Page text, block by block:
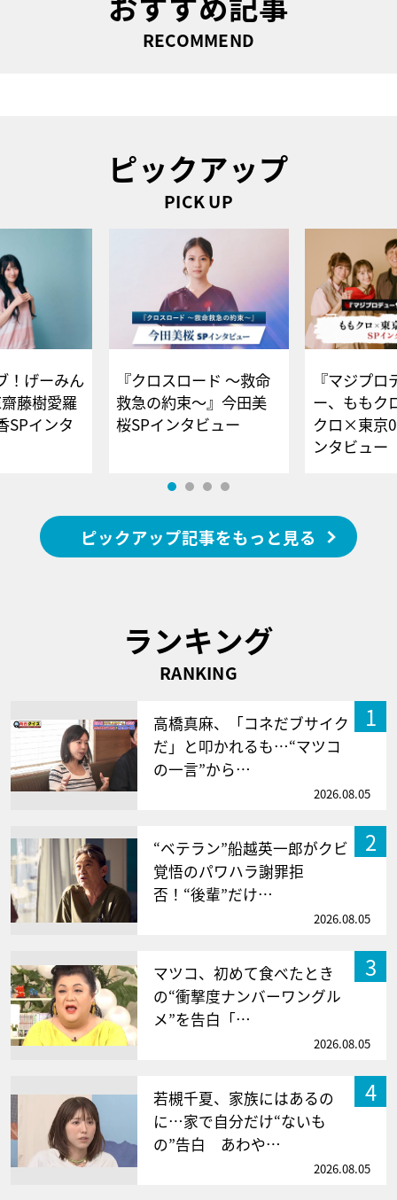
RECOMMEND
ピックアップ
PICK UP
！げーみん
藤樹愛羅
SPインタ
『クロスロード ～救命
救急の約束～』今田美
桜SPインタビュー
『マジプロ
ー、ももク
クロ×東京
ンタビュー
ピックアップ記事をもっと見る
ランキング
RANKING
1
高橋真麻、「コネだブサイク
だ」と叩かれるも…“マツコ
の一言”から…
2026.08.05
2
“ベテラン”船越英一郎がクビ
覚悟のパワハラ謝罪拒
否！“後輩”だけ…
2026.08.05
3
マツコ、初めて食べたとき
の“衝撃度ナンバーワングル
メ”を告白「…
2026.08.05
4
若槻千夏、家族にはあるの
に…家で自分だけ“ないも
の”告白 あわや…
2026.08.05